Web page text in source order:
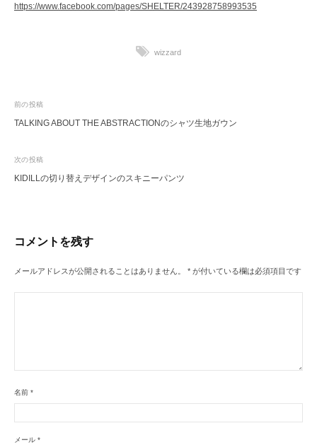
https://www.facebook.com/pages/SHELTER/243928758993535
wizzard
投
稿
ビ
ゲ
ョ
ン
前の投稿
TALKING ABOUT THE ABSTRACTIONのシャツ生地ガウン
次の投稿
KIDILLの切り替えデザインのスキニーパンツ
コメントを残す
メールアドレスが公開されることはありません。 * が付いている欄は必須項目です
名前 *
メール *